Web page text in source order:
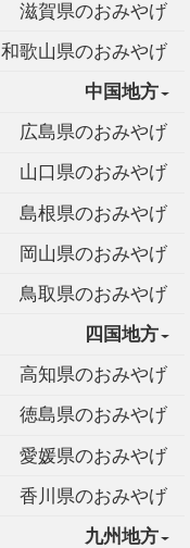
滋賀県のおみやげ
和歌山県のおみやげ
中国地方
広島県のおみやげ
山口県のおみやげ
島根県のおみやげ
岡山県のおみやげ
鳥取県のおみやげ
四国地方
高知県のおみやげ
徳島県のおみやげ
愛媛県のおみやげ
香川県のおみやげ
九州地方